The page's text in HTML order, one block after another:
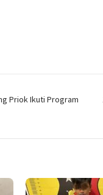
Priok Ikuti Program